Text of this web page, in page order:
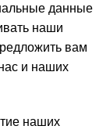
данные
наши
вам
и наших
наших